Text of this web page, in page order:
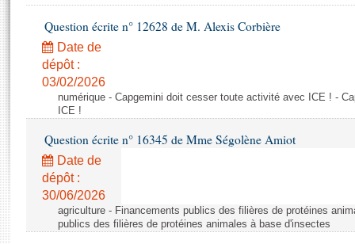
Projets de loi
Propositions de loi
Amendements
Textes adoptés
Rapports législatifs
Rapports sur l'application des lois
Baromètre de l’application des lois
Histoire
Juniors
Anciennes législatures
Contacts et plan d'accès
Photos libres de droit
Question écrite n° 12628 de M. Alexis Corbière
Date de
dépôt :
03/02/2026
numérique - Capgemini doit cesser toute activité avec ICE ! -
ICE !
Question écrite n° 16345 de Mme Ségolène Amiot
Date de
dépôt :
30/06/2026
agriculture - Financements publics des filières de protéines
publics des filières de protéines animales à base d'insectes